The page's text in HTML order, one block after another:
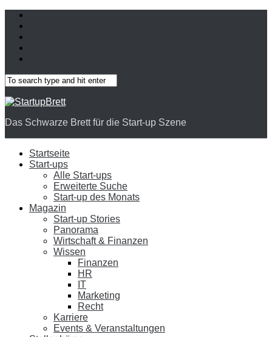
Das Schwarze Brett für die Start-up Szene
Startseite
Start-ups
Alle Start-ups
Erweiterte Suche
Start-up des Monats
Magazin
Start-up Stories
Panorama
Wirtschaft & Finanzen
Wissen
Finanzen
HR
IT
Marketing
Recht
Karriere
Events & Veranstaltungen